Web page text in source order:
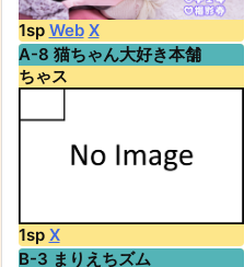
1sp Web X
A-8 猫ちゃん大好き本舗
ちゃス
1sp X
B-3 まりえちズム